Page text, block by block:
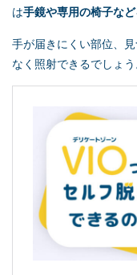
は手鏡や専用の椅子な
手が届きにくい部位、
なく照射できるでしょう